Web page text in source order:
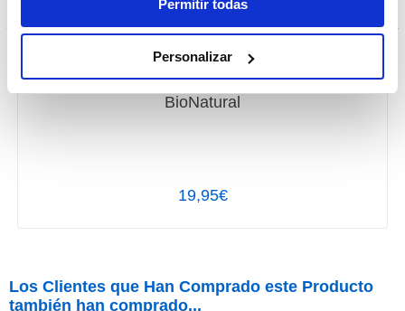
Permitir todas
Personalizar
BioNatural
19,95€
Los Clientes que Han Comprado este Producto
también han comprado...